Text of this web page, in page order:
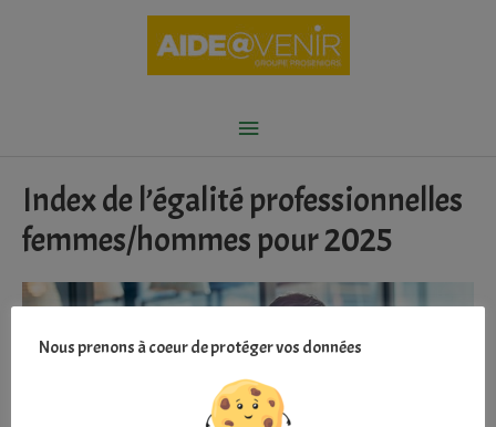
Menu
Index de l’égalité professionnelles
femmes/hommes pour 2025
Nous prenons à coeur de protéger vos données